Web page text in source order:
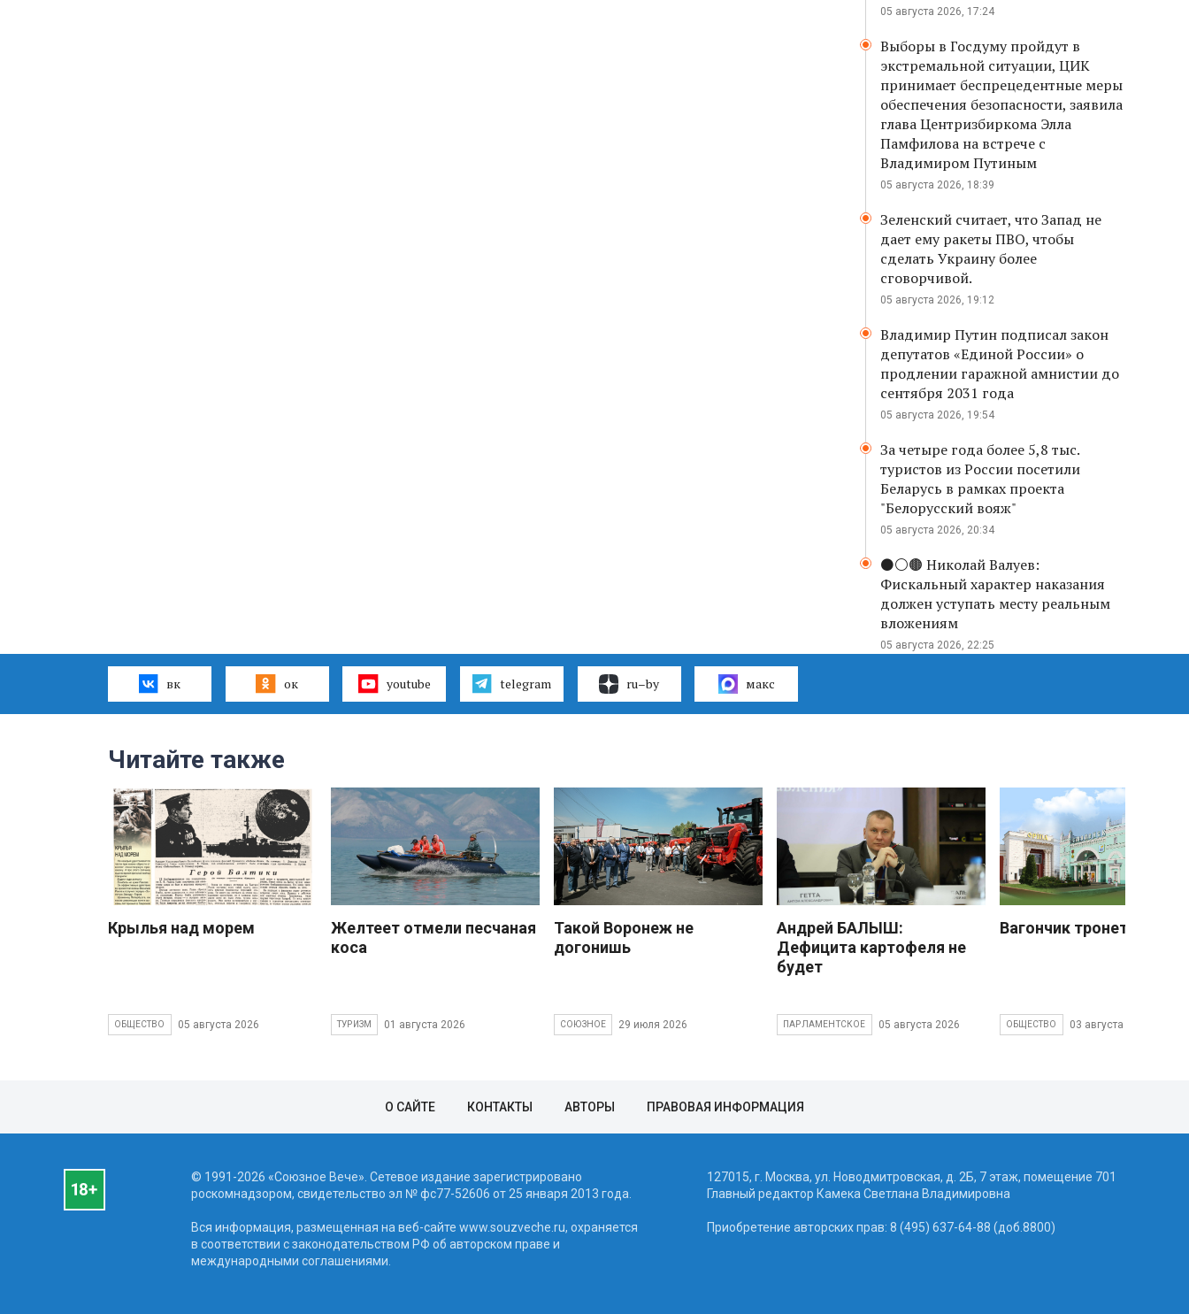
05 августа 2026, 17:24
Выборы в Госдуму пройдут в
экстремальной ситуации, ЦИК
принимает беспрецедентные меры
обеспечения безопасности, заявила
глава Центризбиркома Элла
Памфилова на встрече с
Владимиром Путиным
05 августа 2026, 18:39
Зеленский считает, что Запад не
дает ему ракеты ПВО, чтобы
сделать Украину более
сговорчивой.
05 августа 2026, 19:12
Владимир Путин подписал закон
депутатов «Единой России» о
продлении гаражной амнистии до
сентября 2031 года
05 августа 2026, 19:54
За четыре года более 5,8 тыс.
туристов из России посетили
Беларусь в рамках проекта
"Белорусский вояж"
05 августа 2026, 20:34
⚫️⚪️🟤 Николай Валуев:
Фискальный характер наказания
должен уступать месту реальным
вложениям
05 августа 2026, 22:25
вк ок youtube telegram ru–by макс
Читайте также
Крылья над морем
ОБЩЕСТВО 05 августа 2026
Желтеет отмели песчаная
коса
ТУРИЗМ 01 августа 2026
Такой Воронеж не
догонишь
СОЮЗНОЕ 29 июля 2026
Андрей БАЛЫШ:
Дефицита картофеля не
будет
ПАРЛАМЕНТСКОЕ 05 августа 2026
Вагончик тронется
ОБЩЕСТВО 03 августа 2026
О САЙТЕ КОНТАКТЫ АВТОРЫ ПРАВОВАЯ ИНФОРМАЦИЯ
© 1991-2026 «Союзное Вече». Сетевое издание зарегистрировано
роскомнадзором, свидетельство эл № фc77-52606 от 25 января 2013 года.
Вся информация, размещенная на веб-сайте www.souzveche.ru, охраняется
в соответствии с законодательством РФ об авторском праве и
международными соглашениями.
127015, г. Москва, ул. Новодмитровская, д. 2Б, 7 этаж, помещение 701
Главный редактор Камека Светлана Владимировна
Приобретение авторских прав: 8 (495) 637-64-88 (доб.8800)